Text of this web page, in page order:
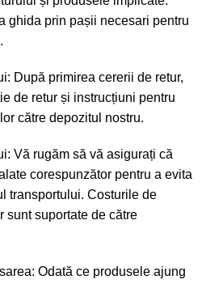
ghida prin pașii necesari pentru
După primirea cererii de retur,
de retur și instrucțiuni pentru
către depozitul nostru.
Vă rugăm să vă asigurați că
corespunzător pentru a evita
transportului. Costurile de
sunt suportate de către
Odată ce produsele ajung